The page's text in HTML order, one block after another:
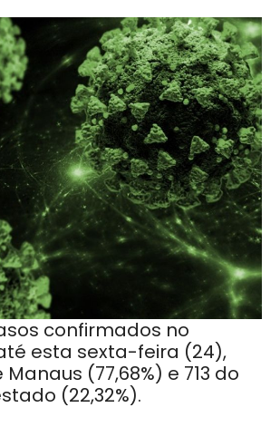
confirmados no
esta sexta-feira (24),
Manaus (77,68%) e 713 do
(22,32%).